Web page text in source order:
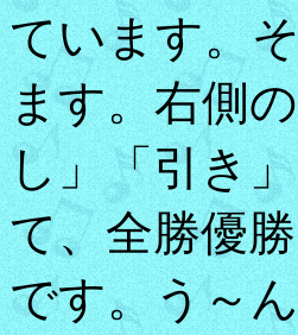
ています。
ます。右側
し」「引き
て、全勝優
です。う～